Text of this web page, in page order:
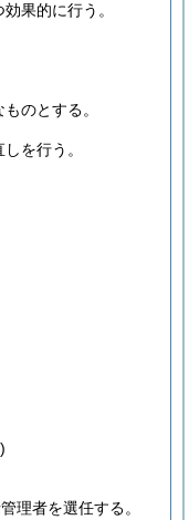
果的に行う。
のとする。
を行う。
理者を選任する。